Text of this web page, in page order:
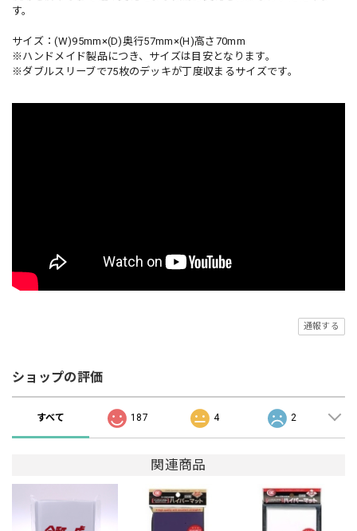
す。
サイズ：(W)95mm×(D)奥行57mm×(H)高さ70mm
※ハンドメイド製品につき、サイズは目安となります。
※ダブルスリーブで75枚のデッキが丁度収まるサイズです。
通報する
ショップの評価
すべて 187 4 2
関連商品